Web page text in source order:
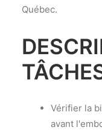
Québec.
Vérifier la
avant